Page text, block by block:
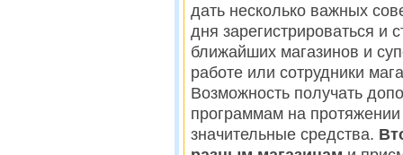
дать несколько важных
дня зарегистрироваться и
ближайших магазинов и
работе или сотрудники
Возможность получать
программам на
значительные средства.